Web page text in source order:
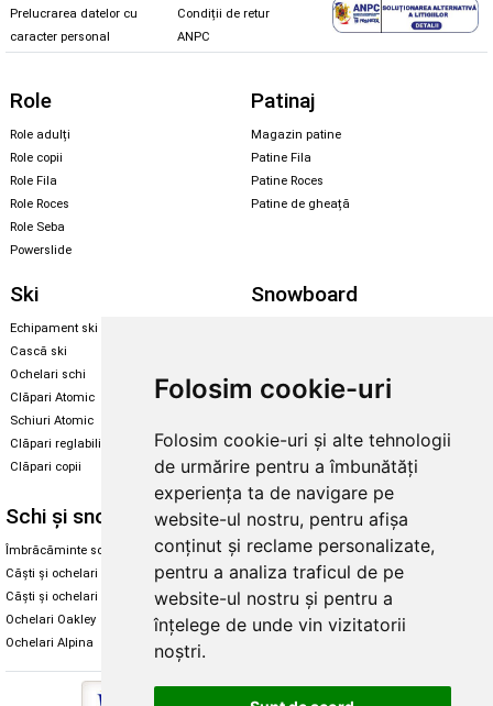
Folosim cookie-uri
Folosim cookie-uri și alte tehnologii
de urmărire pentru a îmbunătăți
experiența ta de navigare pe
website-ul nostru, pentru afișa
conținut și reclame personalizate,
pentru a analiza traficul de pe
website-ul nostru și pentru a
înțelege de unde vin vizitatorii
noștri.
Prelucrarea datelor cu
caracter personal
Condiții de retur
ANPC
Role
Role adulți
Role copii
Role Fila
Role Roces
Role Seba
Powerslide
Patinaj
Magazin patine
Patine Fila
Patine Roces
Patine de gheață
Ski
Echipament ski
Cască ski
Ochelari schi
Clăpari Atomic
Schiuri Atomic
Clăpari reglabili
Clăpari copii
Snowboard
Legături Rome SDS
Enuff Skateboards
Schi și snowboard
Îmbrăcăminte schi și snowboard
Căști și ochelari de iarnă
Căști și ochelari Alpina
Ochelari Oakley
Ochelari Alpina
Diverse
Cum aleg rolele
Cum aleg ochelarii
Ochelari de soare Oakley
Ochelari de soare Alpina